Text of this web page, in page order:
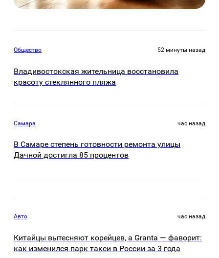
Общество 52 минуты назад
Владивостокская жительница восстановила
красоту стеклянного пляжа
Самара час назад
В Самаре степень готовности ремонта улицы
Дачной достигла 85 процентов
Авто час назад
Китайцы вытесняют корейцев, а Granta — фаворит:
как изменился парк такси в России за 3 года